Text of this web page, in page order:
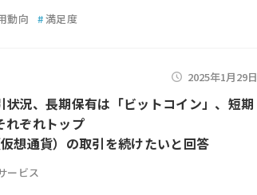
動向 #満足度
2025年1月29日
況、長期保有は「ビットコイン」、短期
れぞれトップ
想通貨）の取引を続けたいと回答
ービス